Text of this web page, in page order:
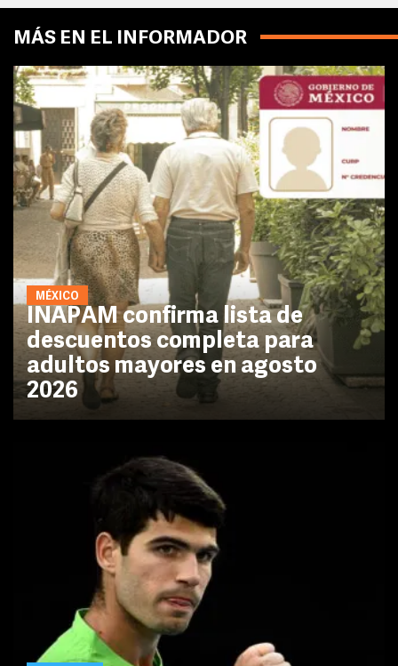
MÁS EN EL INFORMADOR
MÉXICO
INAPAM confirma lista de
descuentos completa para
adultos mayores en agosto
2026